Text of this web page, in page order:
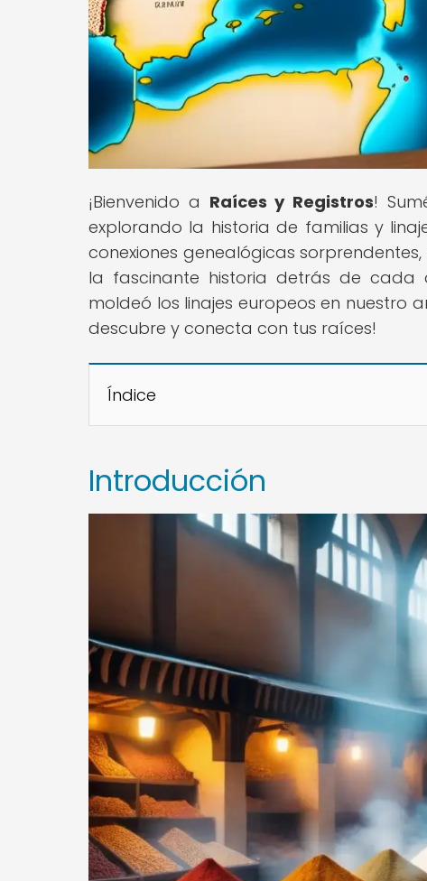
¡Bienvenido a Raíces y Registros!
explorando la historia de familias y
conexiones genealógicas
la fascinante historia detrás de cada
moldeó los linajes europeos en nuestro
descubre y conecta con tus raíces!
Índice
Introducción